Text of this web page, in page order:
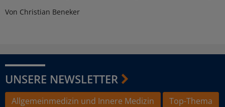
Von Christian Beneker
UNSERE NEWSLETTER
Allgemeinmedizin und Innere Medizin
Top-Thema